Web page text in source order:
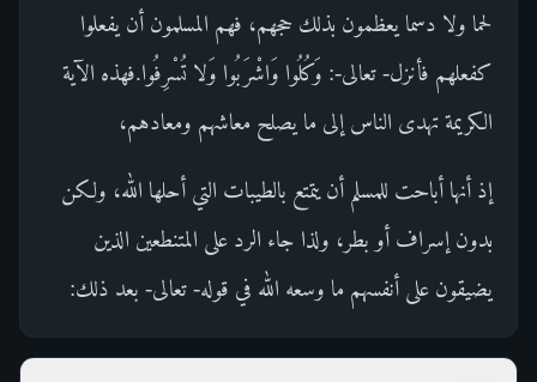
لحما ولا دسما يعظمون بذلك حجهم، فهم المسلمون أن يفعلوا
كفعلهم فأنزل- تعالى-: وَكُلُوا وَاشْرَبُوا وَلا تُسْرِفُوا.فهذه الآية
الكريمة تهدى الناس إلى ما يصلح معاشهم ومعادهم،
إذ أنها أباحت للمسلم أن يتمتع بالطيبات التي أحلها الله، ولكن
بدون إسراف أو بطر، ولذا جاء الرد على المتنطعين الذين
يضيقون على أنفسهم ما وسعه الله في قوله- تعالى- بعد ذلك: